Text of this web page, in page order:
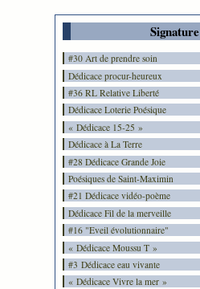
Signature
#30 Art de prendre soin
Dédicace procur-heureux
#36 RL Relative Liberté
Dédicace Loterie Poésique
« Dédicace 15-25 »
Dédicace à La Terre
#28 Dédicace Grande Joie
Poésiques de Saint-Maximin
#21 Dédicace vidéo-poème
Dédicace Fil de la merveille
#16 "Eveil évolutionnaire"
« Dédicace Moussu T »
#3 Dédicace eau vivante
« Dédicace Vivre la mer »